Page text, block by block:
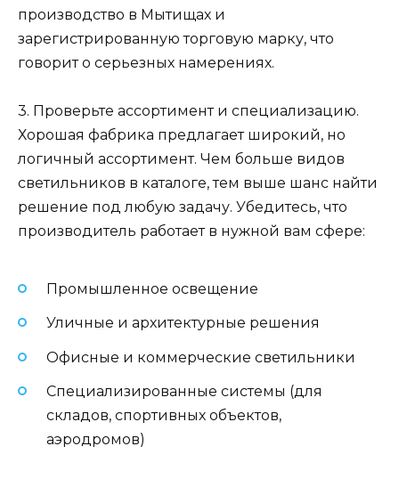
производство в Мытищах и
зарегистрированную торговую марку, что
говорит о серьезных намерениях.
3. Проверьте ассортимент и специализацию.
Хорошая фабрика предлагает широкий, но
логичный ассортимент. Чем больше видов
светильников в каталоге, тем выше шанс найти
решение под любую задачу. Убедитесь, что
производитель работает в нужной вам сфере:
Промышленное освещение
Уличные и архитектурные решения
Офисные и коммерческие светильники
Специализированные системы (для
складов, спортивных объектов,
аэродромов)